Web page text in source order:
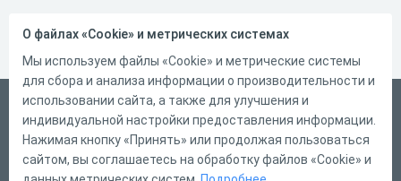
Русский
Справка
Форма обратной связи
О файлах «Cookie» и метрических системах
Мы используем файлы «Cookie» и метрические системы
для сбора и анализа информации о производительности и
использовании сайта, а также для улучшения и
индивидуальной настройки предоставления информации.
Нажимая кнопку «Принять» или продолжая пользоваться
сайтом, вы соглашаетесь на обработку файлов «Cookie» и